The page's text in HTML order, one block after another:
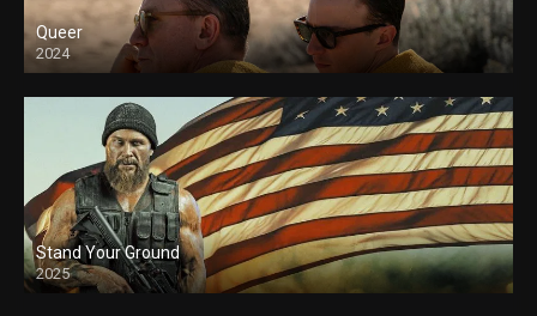
Queer
2024
Stand Your Ground
2025